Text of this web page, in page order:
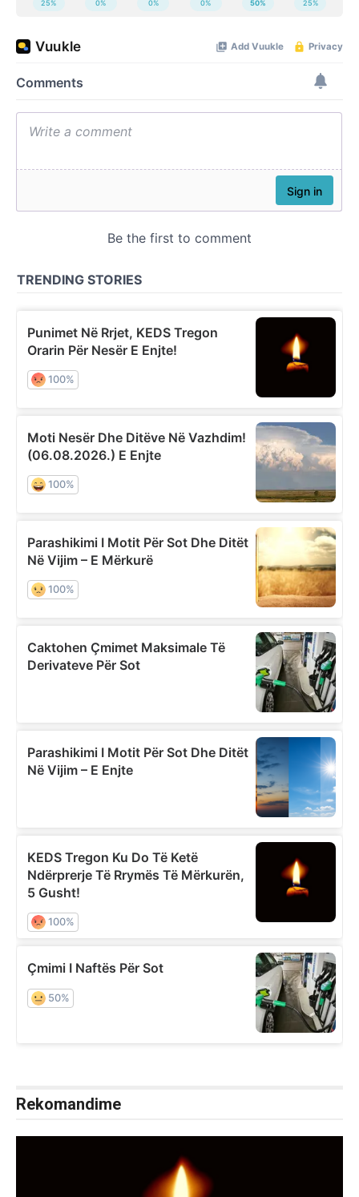
Rekomandime